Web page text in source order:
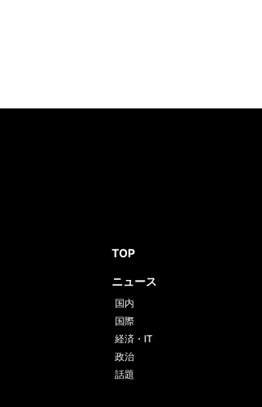
TOP
ニュース
国内
国際
経済・IT
政治
話題